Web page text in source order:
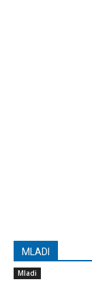
MLADI
Mladi